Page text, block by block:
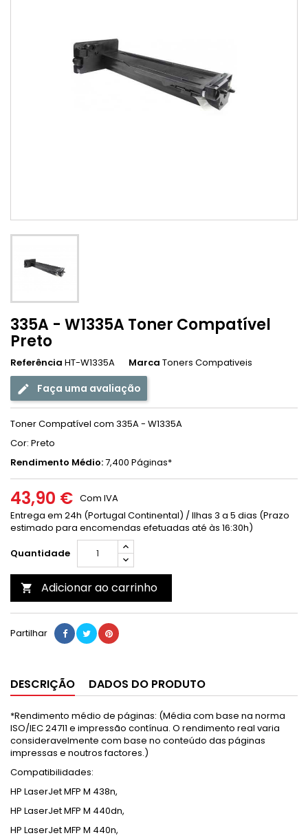
335A - W1335A Toner Compatível
Preto
Referência HT-W1335A Marca Toners Compativeis
Faça uma avaliação
Toner Compatível com 335A - W1335A
Cor: Preto
Rendimento Médio:7,400 Páginas*
43,90 € Com IVA
Entrega em 24h (Portugal Continental) / Ilhas 3 a 5 dias (Prazo
estimado para encomendas efetuadas até às 16:30h)
Quantidade
 Adicionar ao carrinho
Partilhar
DESCRIÇÃO DADOS DO PRODUTO
*Rendimento médio de páginas: (Média com base na norma
ISO/IEC 24711 e impressão contínua. O rendimento real varia
consideravelmente com base no conteúdo das páginas
impressas e noutros factores.)
Compatibilidades:
HP LaserJet MFP M 438n,
HP LaserJet MFP M 440dn,
HP LaserJet MFP M 440n,